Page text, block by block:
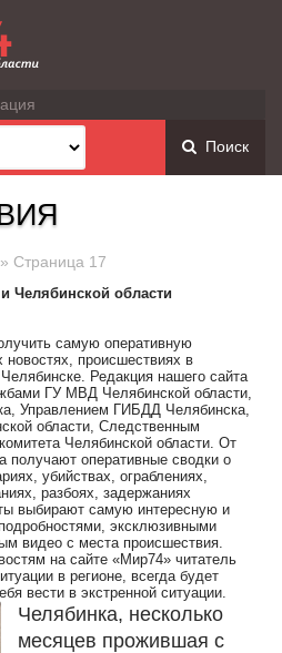
Поиск
» Страница 17
Челябинской области
самую оперативную
происшествиях в
Редакция нашего сайта
ГУ МВД Челябинской области,
Управлением ГИБДД Челябинска,
области, Следственным
Челябинской области. От
получают оперативные сводки о
убийствах, ограблениях,
разбоях, задержаниях
выбирают самую интересную и
эксклюзивными
видео с места происшествия.
на сайте «Мир74» читатель
в регионе, всегда будет
вести в экстренной ситуации.
Челябинка, несколько
месяцев прожившая с